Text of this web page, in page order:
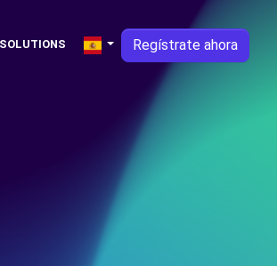
Regístrate ahora